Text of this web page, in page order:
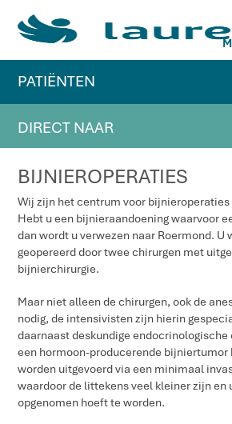
PATIËNTEN
DIRECT NAAR
BIJNIEROPERATIES
Wij zijn het centrum voor bijnieroperaties
Hebt u een bijnieraandoening waarvoor
dan wordt u verwezen naar Roermond. U
geopereerd door twee chirurgen met
bijnierchirurgie.
Maar niet alleen de chirurgen, ook de
nodig, de intensivisten zijn hierin
daarnaast deskundige
een hormoon-producerende
worden uitgevoerd via een minimaal
waardoor de littekens veel kleiner zijn en
opgenomen hoeft te worden.